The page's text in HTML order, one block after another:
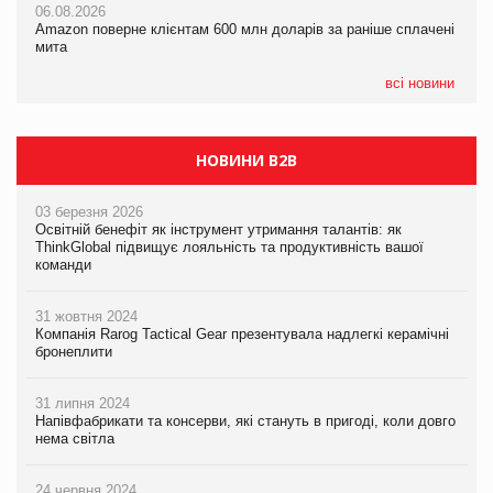
06.08.2026
Amazon поверне клієнтам 600 млн доларів за раніше сплачені
мита
всі новини
05.08.2026
Сергій Лісунов про заморожені хлібобулочні вироби на
05.08.2026
У Євросоюзі набули чинності нові правила щодо штучного
інтелекту
НОВИНИ B2B
03 березня 2026
Освітній бенефіт як інструмент утримання талантів: як
ThinkGlobal підвищує лояльність та продуктивність вашої
команди
31 жовтня 2024
Компанія Rarog Tactical Gear презентувала надлегкі керамічні
бронеплити
31 липня 2024
Напівфабрикати та консерви, які стануть в пригоді, коли довго
нема світла